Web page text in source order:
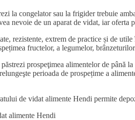
la congelator sau la frigider trebuie
nevoie de un aparat de vidat, iar oferta
rezistente, extrem de practice și de
fructelor, a legumelor,
prospeţimea alimentelor de până
perioada de prospețime a
de vidat alimente Hendi permite
alimente Hendi